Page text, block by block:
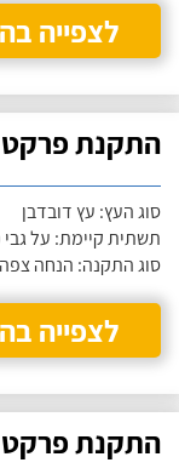
לצפייה
התקנת פרקט
סוג העץ: עץ דובדבן
תשתית קיימת: על
סוג התקנה: הנחה צפה
לצפייה
התקנת פרקט